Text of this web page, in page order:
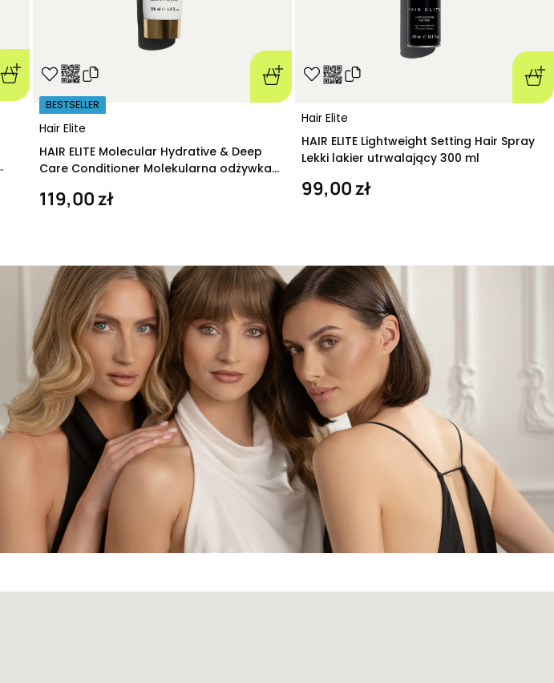
Hair Elite
BESTSELLER
HAIR ELITE Molecular Hydrative & Deep
Care Conditioner Molekularna odżywka
119,00 zł
Hair Elite
HAIR ELITE Lightweight Setting Hair Spray
Lekki lakier utrwalający 300 ml
99,00 zł